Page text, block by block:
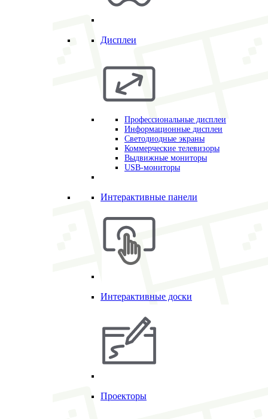
Дисплеи
Профессиональные дисплеи
Информационные дисплеи
Светодиодные экраны
Коммерческие телевизоры
Выдвижные мониторы
USB-мониторы
Интерактивные панели
Интерактивные доски
Проекторы